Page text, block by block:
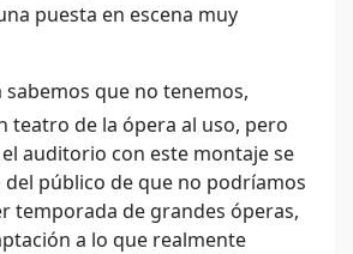
puesta en escena muy
sabemos que no tenemos,
teatro de la ópera al uso, pero
auditorio con este montaje se
del público de que no podríamos
temporada de grandes óperas,
a lo que realmente